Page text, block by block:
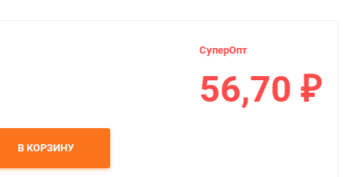
СуперОпт
56,70 ₽
В КОРЗИНУ